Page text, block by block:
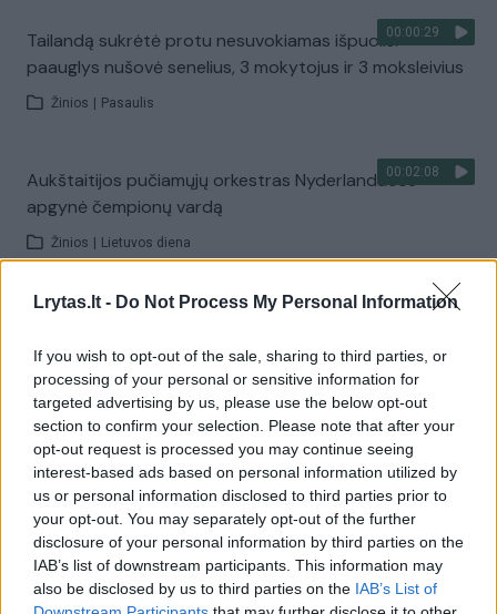
Lrytas.lt - Do Not Process My Personal Information
If you wish to opt-out of the sale, sharing to third parties, or
processing of your personal or sensitive information for
targeted advertising by us, please use the below opt-out
section to confirm your selection. Please note that after your
opt-out request is processed you may continue seeing
interest-based ads based on personal information utilized by
us or personal information disclosed to third parties prior to
your opt-out. You may separately opt-out of the further
disclosure of your personal information by third parties on the
IAB’s list of downstream participants. This information may
also be disclosed by us to third parties on the IAB’s List of
00:00:29
Tailandą sukrėtė protu nesuvokiamas išpuolis:
paauglys nušovė senelius, 3 mokytojus ir 3 moksleivius
Žinios Pasaulis
00:02:08
Aukštaitijos pučiamųjų orkestras Nyderlanduose
apgynė čempionų vardą
Žinios Lietuvos diena
Visi įrašai
Žiūrimiausi įrašai
00:00:30
Vaizdai iš tragiškos avarijos Vilniaus r.: dviejų moterų ir
vaiko gyvybių išgelbėti nepavyko
Žinios Lietuvos diena